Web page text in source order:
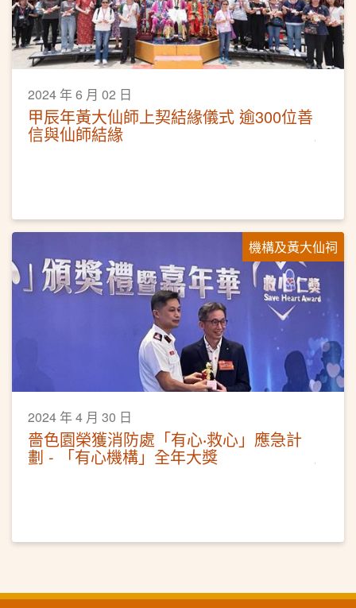
2024 年 6 月 02 日
甲辰年黃大仙師上契結緣儀式 逾300位善
信與仙師結緣
機構及黃大仙祠
2024 年 4 月 30 日
嗇色園榮獲消防處「有心‧救心」應急計
劃 - 「有心機構」全年大獎